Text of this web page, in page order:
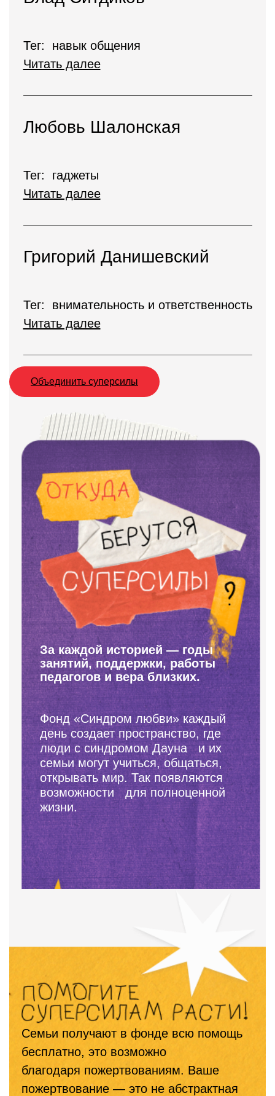
Тег: навык общения
Читать далее
Любовь Шалонская
Тег: гаджеты
Читать далее
Григорий Данишевский
Тег: внимательность и ответственность
Читать далее
Объединить суперсилы
За каждой историей — годы
занятий, поддержки, работы
педагогов и вера близких.
Фонд «Синдром любви» каждый
день создает пространство, где
люди с синдромом Дауна и их
семьи могут учиться, общаться,
открывать мир. Так появляются
возможности для полноценной
жизни.
Семьи получают в фонде всю помощь
бесплатно, это возможно
благодаря пожертвованиям. Ваше
пожертвование — это не абстрактная